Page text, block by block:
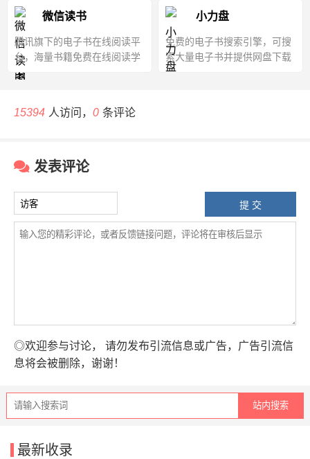
微信读书
腾讯旗下的电子书在线阅读平
台，海量书籍免费在线阅读学
习
​ 小力盘
免费的电子书搜索引擎，可搜
索大量电子书并提供网盘下载
15394 人访问， 0 条评论
发表评论
◎欢迎参与讨论， 请勿发布引流信息或广告，广告引流信
息将会被删除，谢谢！
最新收录